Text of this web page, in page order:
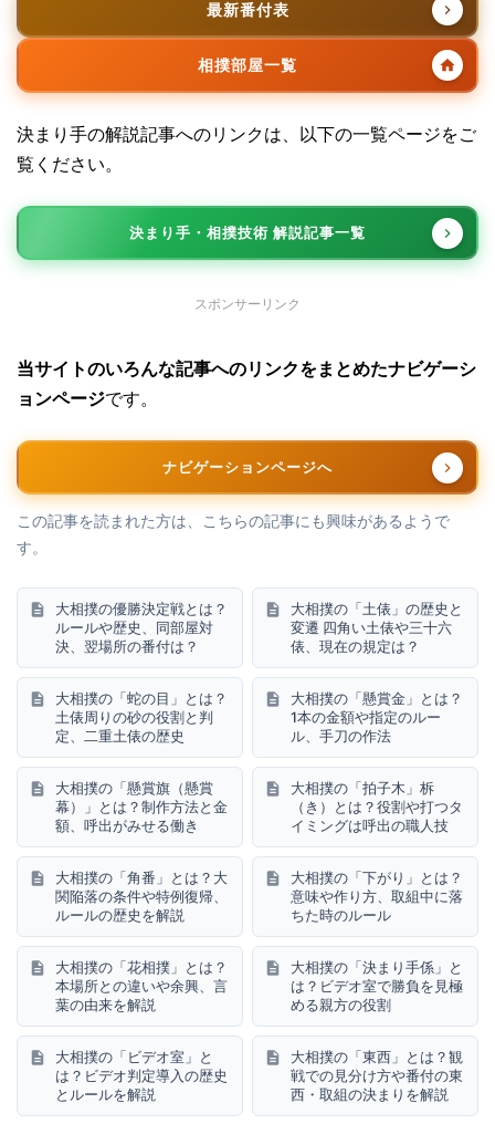
最新番付表
相撲部屋一覧
決まり手の解説記事へのリンクは、以下の一覧ページをご
覧ください。
決まり手・相撲技術 解説記事一覧
スポンサーリンク
当サイトのいろんな記事へのリンクをまとめたナビゲーシ
ョンページです。
ナビゲーションページへ
この記事を読まれた方は、こちらの記事にも興味があるようで
す。
大相撲の優勝決定戦とは？
ルールや歴史、同部屋対
決、翌場所の番付は？
大相撲の「土俵」の歴史と
変遷 四角い土俵や三十六
俵、現在の規定は？
大相撲の「蛇の目」とは？
土俵周りの砂の役割と判
定、二重土俵の歴史
大相撲の「懸賞金」とは？
1本の金額や指定のルー
ル、手刀の作法
大相撲の「懸賞旗（懸賞
幕）」とは？制作方法と金
額、呼出がみせる働き
大相撲の「拍子木」柝
（き）とは？役割や打つタ
イミングは呼出の職人技
大相撲の「角番」とは？大
関陥落の条件や特例復帰、
ルールの歴史を解説
大相撲の「下がり」とは？
意味や作り方、取組中に落
ちた時のルール
大相撲の「花相撲」とは？
本場所との違いや余興、言
葉の由来を解説
大相撲の「決まり手係」と
は？ビデオ室で勝負を見極
める親方の役割
大相撲の「ビデオ室」と
は？ビデオ判定導入の歴史
とルールを解説
大相撲の「東西」とは？観
戦での見分け方や番付の東
西・取組の決まりを解説